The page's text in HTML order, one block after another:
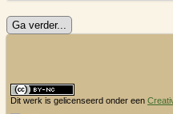
Dit werk is gelicenseerd onder een